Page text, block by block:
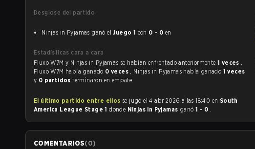
Desglose del partido
Ninjas in Pyjamas ganó elJuego 1 con 0 - 0 en
Estadísticas cara a cara
Fluxo W7M y Ninjas in Pyjamas se habían enfrentado anteriormente 1 veces .
Fluxo W7M había ganado 0 veces , Ninjas in Pyjamas había ganado 1 veces
y 0 partidosterminaron en empate.
El último partido entre ellos se jugó el 4 abr 2026 a las 18:40 en South
America League Stage 1donde Ninjas in Pyjamas ganó 1 - 0 .
COMENTARIOS(0)